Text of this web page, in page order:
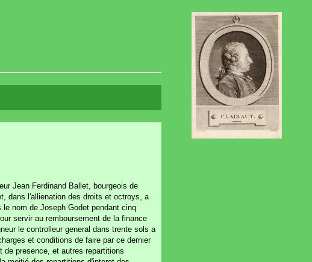
Jean Ferdinand Ballet, bourgeois de
dans l'allienation des droits et octroys, a
nom de Joseph Godet pendant cinq
servir au remboursement de la finance
le controlleur general dans trente sols a
et conditions de faire par ce dernier
presence, et autres repartitions